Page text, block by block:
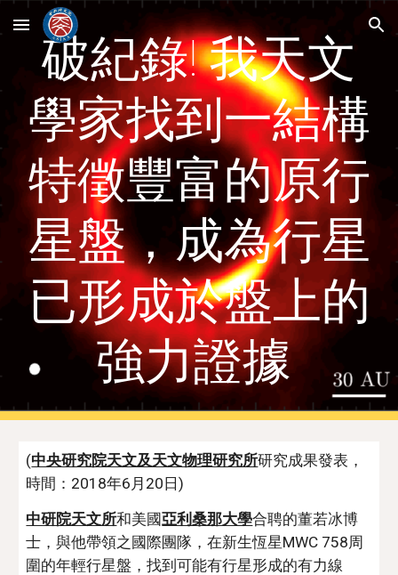
Skip to main content Skip to navigation
破紀錄! 我天文
學家找到一結構
特徵豐富的原行
星盤，成為行星
已形成於盤上的
強力證據
(中央研究院天文及天文物理研究所研究成果發表，
時間：2018年6月20日)
中研院天文所和美國亞利桑那大學合聘的董若冰博
士，與他帶領之國際團隊，在新生恆星MWC 758周
圍的年輕行星盤，找到可能有行星形成的有力線